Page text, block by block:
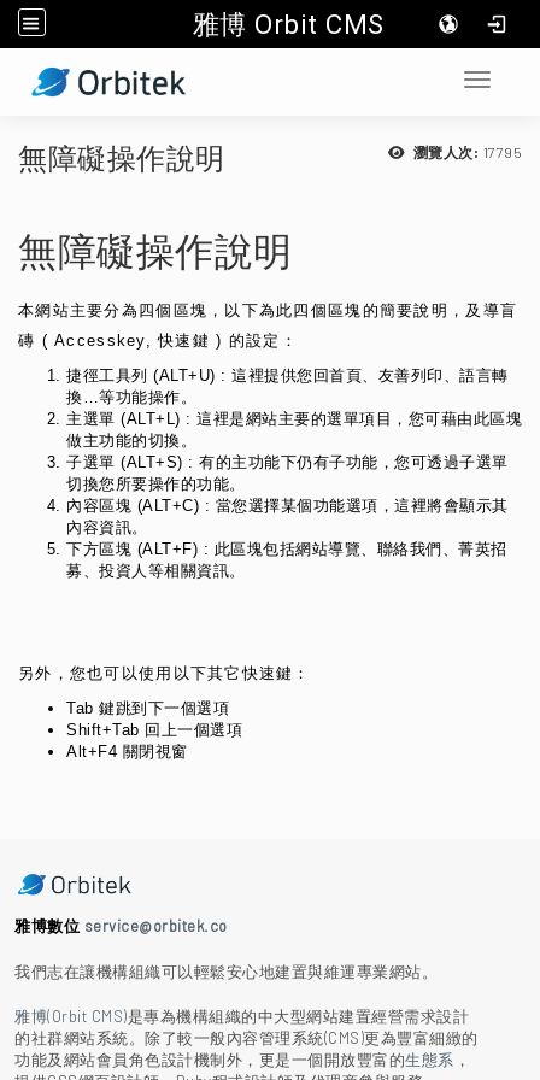
雅博 Orbit CMS
::: Toggle
瀏覽人次: 17795
無障礙操作說明
無障礙操作說明
本網站主要分為四個區塊，以下為此四個區塊的簡要說明，及導盲
磚 ( Accesskey, 快速鍵 ) 的設定：
捷徑工具列 (ALT+U) : 這裡提供您回首頁、友善列印、語言轉
換…等功能操作。
主選單 (ALT+L) : 這裡是網站主要的選單項目，您可藉由此區塊
做主功能的切換。
子選單 (ALT+S) : 有的主功能下仍有子功能，您可透過子選單
切換您所要操作的功能。
內容區塊 (ALT+C) : 當您選擇某個功能選項，這裡將會顯示其
內容資訊。
下方區塊 (ALT+F) : 此區塊包括網站導覽、聯絡我們、菁英招
募、投資人等相關資訊。
另外，您也可以使用以下其它快速鍵：
Tab 鍵跳到下一個選項
Shift+Tab 回上一個選項
Alt+F4 關閉視窗
雅博數位 service@orbitek.co
我們志在讓機構組織可以輕鬆安心地建置與維運專業網站。
雅博(Orbit CMS)是專為機構組織的中大型網站建置經營需求設計
的社群網站系統。除了較一般內容管理系統(CMS)更為豐富細緻的
功能及網站會員角色設計機制外，更是一個開放豐富的生態系 ，